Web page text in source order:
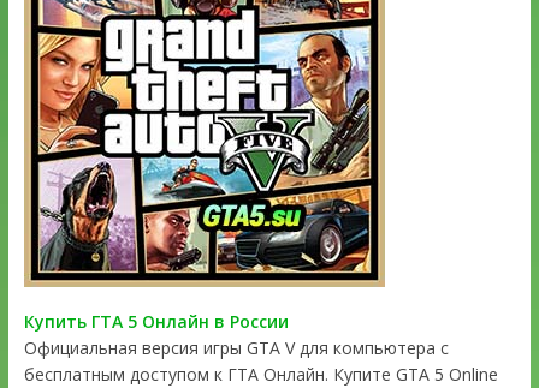
Купить ГТА 5 Онлайн в России
Официальная версия игры GTA V для компьютера с
бесплатным доступом к ГТА Онлайн. Купите GTA 5 Online